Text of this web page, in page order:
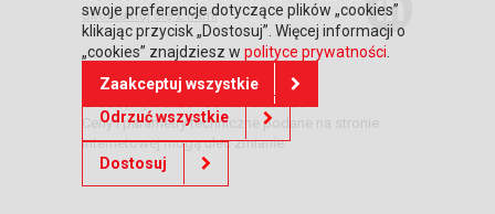
Skontaktuj się z nami
© Copyright 2026 Posnet Polska S.A.
Ceny i parametry techniczne podane na stronie
internetowej mogą ulec zmianie
swoje preferencje dotyczące plików „cookies”
klikając przycisk „Dostosuj”. Więcej informacji o
„cookies” znajdziesz w polityce prywatności
Zaakceptuj wszystkie
Odrzuć wszystkie
Dostosuj